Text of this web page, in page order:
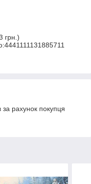
грн.)
рахунок покупця